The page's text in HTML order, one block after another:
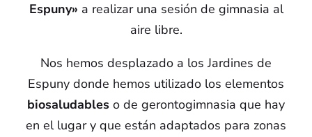
Espuny» a realizar una sesión de gimnasia al
aire libre.
Nos hemos desplazado a los Jardines de
Espuny donde hemos utilizado los elementos
biosaludables o de gerontogimnasia que hay
en el lugar y que están adaptados para zonas